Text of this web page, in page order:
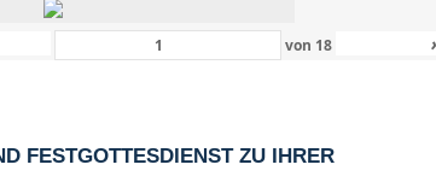
von 18 ›
FESTGOTTESDIENST ZU IHRER